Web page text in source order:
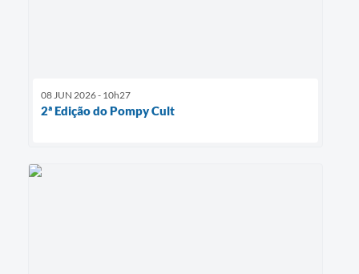
08 JUN 2026 - 10h27
2ª Edição do Pompy Cult